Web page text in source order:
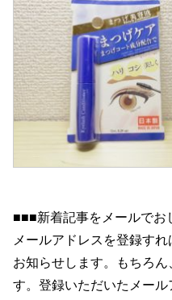
■■■新着記事をメールでお
メールアドレスを登録す
お知らせします。もちろ
す。登録いただいたメー